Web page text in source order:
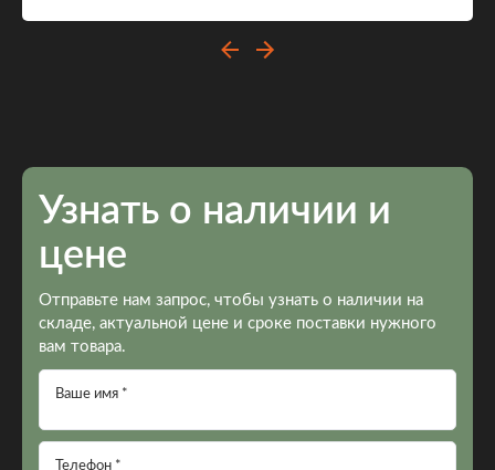
Узнать о наличии и
цене
Отправьте нам запрос, чтобы узнать о наличии на
складе, актуальной цене и сроке поставки нужного
вам товара.
Ваше имя *
Телефон *